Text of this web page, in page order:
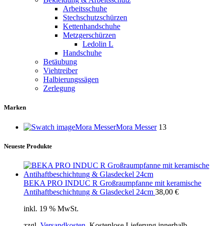
Arbeitsschuhe
Stechschutzschürzen
Kettenhandschuhe
Metzgerschürzen
Ledolin L
Handschuhe
Betäubung
Viehtreiber
Halbierungssägen
Zerlegung
Marken
Mora MesserMora Messer 13
Neueste Produkte
BEKA PRO INDUC R Großraumpfanne mit keramische
Antihaftbeschichtung & Glasdeckel 24cm 38,00 €
inkl. 19 % MwSt.